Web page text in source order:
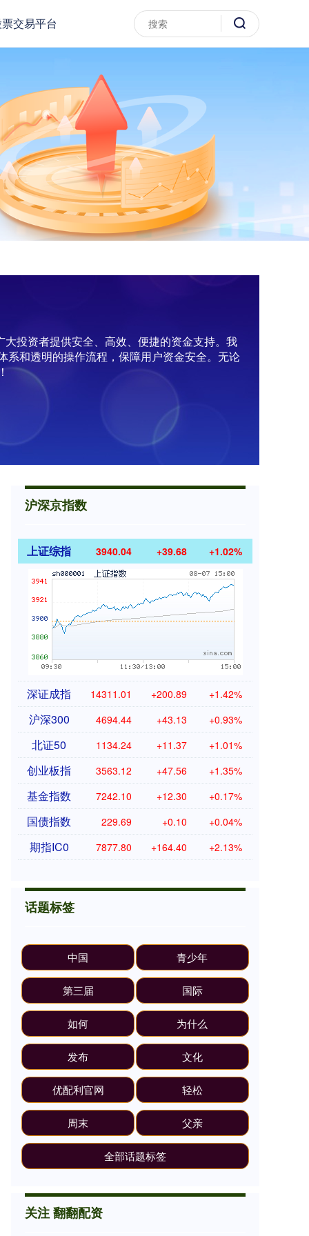
交易平台
投资者提供安全、高效、便捷的资金支持。我
系和透明的操作流程，保障用户资金安全。无论
沪深京指数
上证综指 3940.04 +39.68 +1.02%
深证成指 14311.01 +200.89 +1.42%
沪深300 4694.44 +43.13 +0.93%
北证50 1134.24 +11.37 +1.01%
创业板指 3563.12 +47.56 +1.35%
基金指数 7242.10 +12.30 +0.17%
国债指数 229.69 +0.10 +0.04%
期指IC0 7877.80 +164.40 +2.13%
话题标签
中国 青少年
第三届 国际
如何 为什么
发布 文化
优配利官网 轻松
周末 父亲
全部话题标签
关注 翻翻配资